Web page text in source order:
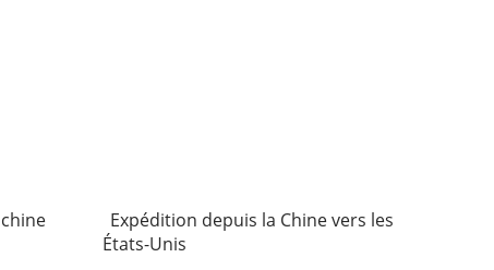
Expédition depuis la Chine vers les
États-Unis